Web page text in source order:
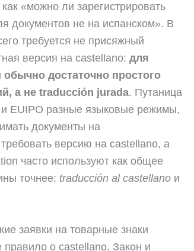
«можно ли зарегистрировать
документов не на испанском». В
требуется не присяжный
версия на castellano: для
достаточно простого
а не traducción jurada. Путаница
и EUIPO разные языковые режимы,
документы на
версию на castellano, а
часто используют как общее
точнее: traducción al castellano и
заявки на товарные знаки
о castellano. Закон и